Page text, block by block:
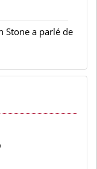
Stone a parlé de